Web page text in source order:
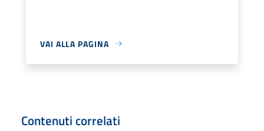
VAI ALLA PAGINA
Contenuti correlati